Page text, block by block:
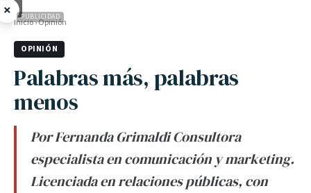
× PUBLICIDAD
Inicio›Opinión
OPINIÓN
Palabras más, palabras
menos
Por Fernanda Grimaldi Consultora
especialista en comunicación y marketing.
Licenciada en relaciones públicas, con